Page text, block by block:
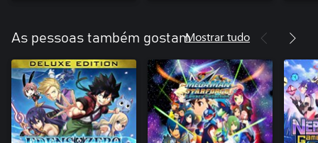
As pessoas também gostamMostrar tudo